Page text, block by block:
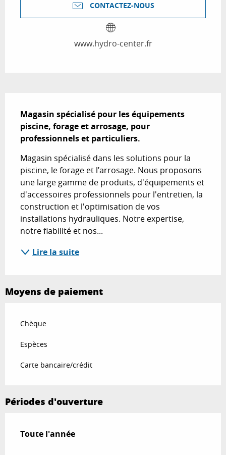
CONTACTEZ-NOUS
www.hydro-center.fr
Magasin spécialisé pour les équipements
piscine, forage et arrosage, pour
professionnels et particuliers.
Magasin spécialisé dans les solutions pour la
piscine, le forage et l’arrosage. Nous proposons
une large gamme de produits, d'équipements et
d'accessoires professionnels pour l'entretien, la
construction et l'optimisation de vos
installations hydrauliques. Notre expertise,
notre fiabilité et nos...
Lire la suite
Moyens de paiement
Chèque
Espèces
Carte bancaire/crédit
Périodes d'ouverture
Toute l'année
Toute l'année